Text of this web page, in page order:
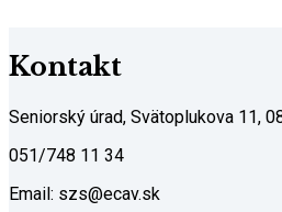
Kontakt
Seniorský úrad, Svätoplukova 11,
051/748 11 34
Email: szs@ecav.sk